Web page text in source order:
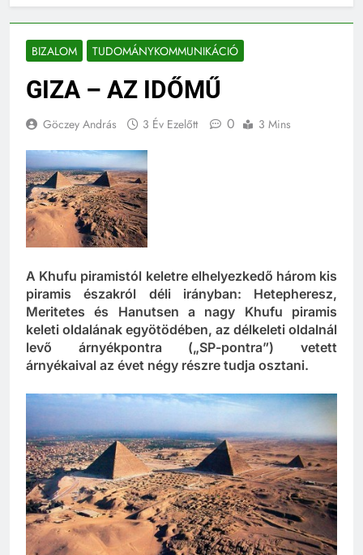
BIZALOM TUDOMÁNYKOMMUNIKÁCIÓ
GIZA – AZ IDŐMŰ
A Khufu piramistól keletre elhelyezkedő három kis
piramis északról déli irányban: Hetepheresz,
Meritetes és Hanutsen a nagy Khufu piramis
keleti oldalának egyötödében, az délkeleti oldalnál
levő árnyékpontra („SP-pontra”) vetett